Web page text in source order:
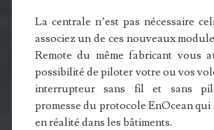
La centrale n’est pas nécessaire
associez un de ces nouveaux
Remote du même fabricant vous
possibilité de piloter votre ou vos
interrupteur sans fil et sans
promesse du protocole EnOcean qui
en réalité dans les bâtiments.